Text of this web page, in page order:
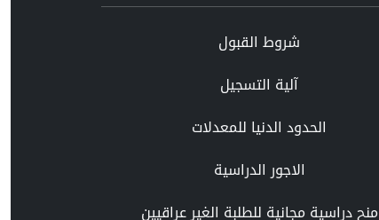
شروط القبول
آلية التسجيل
الحدود الدنيا للمعدلات
الاجور الدراسية
منح دراسية مجانية للطلبة الغير عراقيين